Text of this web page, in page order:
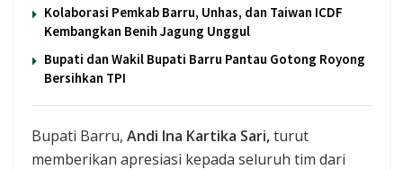
Kolaborasi Pemkab Barru, Unhas, dan Taiwan ICDF
Kembangkan Benih Jagung Unggul
Bupati dan Wakil Bupati Barru Pantau Gotong Royong
Bersihkan TPI
Bupati Barru, Andi Ina Kartika Sari,turut
memberikan apresiasi kepada seluruh tim dari